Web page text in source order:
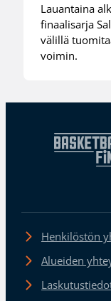
Lauantaina
finaalisarja
välillä
voimin.
Henkilöstön
Alueiden